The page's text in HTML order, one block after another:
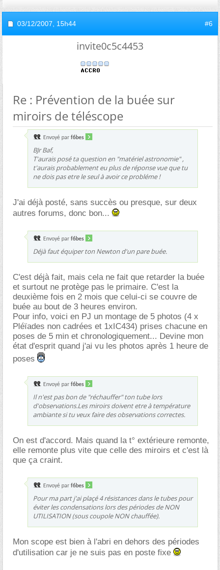
03/12/2007, 15h44 #6
invite0c5c4453
Re : Prévention de la buée sur
miroirs de téléscope
Envoyé par f6bes
BJr Baf,
T'aurais posé ta question en "matériel astronomie" ,
t'aurais probablement eu plus de réponse vue que tu
ne dois pas etre le seul à avoir ce probléme !
J'ai déjà posté, sans succès ou presque, sur deux
autres forums, donc bon...
Envoyé par f6bes
Déjà faut équiper ton Newton d'un pare buée.
C'est déjà fait, mais cela ne fait que retarder la buée
et surtout ne protège pas le primaire. C'est la
deuxième fois en 2 mois que celui-ci se couvre de
buée au bout de 3 heures environ.
Pour info, voici en PJ un montage de 5 photos (4 x
Pléïades non cadrées et 1xIC434) prises chacune en
poses de 5 min et chronologiquement... Devine mon
état d'esprit quand j'ai vu les photos après 1 heure de
poses
Envoyé par f6bes
Il n'est pas bon de "réchauffer" ton tube lors
d'observations.Les miroirs doivent etre à température
ambiante si tu veux faire des observations correctes.
On est d'accord. Mais quand la t° extérieure remonte,
elle remonte plus vite que celle des miroirs et c'est là
que ça craint.
Envoyé par f6bes
Pour ma part j'ai plaçé 4 résistances dans le tubes pour
éviter les condensations lors des périodes de NON
UTILISATION (sous coupole NON chauffée).
Mon scope est bien à l'abri en dehors des périodes
d'utilisation car je ne suis pas en poste fixe